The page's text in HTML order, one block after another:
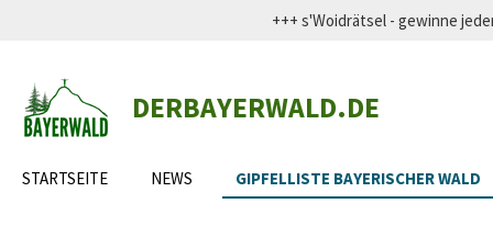
+++ s'Woidrätsel - gewinne
DERBAYERWALD.DE
STARTSEITE NEWS GIPFELLISTE BAYERISCHER WALD